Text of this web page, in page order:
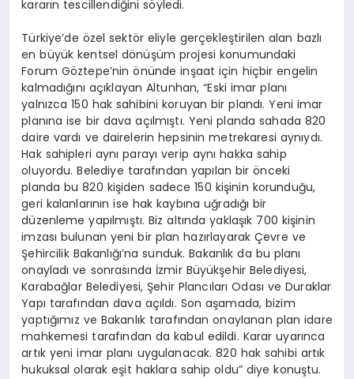
kararın tescillendiğini söyledi.
Türkiye’de özel sektör eliyle gerçekleştirilen alan bazlı
en büyük kentsel dönüşüm projesi konumundaki
Forum Göztepe’nin önünde inşaat için hiçbir engelin
kalmadığını açıklayan Altunhan, “Eski imar planı
yalnızca 150 hak sahibini koruyan bir plandı. Yeni imar
planına ise bir dava açılmıştı. Yeni planda sahada 820
daire vardı ve dairelerin hepsinin metrekaresi aynıydı.
Hak sahipleri aynı parayı verip aynı hakka sahip
oluyordu. Belediye tarafından yapılan bir önceki
planda bu 820 kişiden sadece 150 kişinin korunduğu,
geri kalanlarının ise hak kaybına uğradığı bir
düzenleme yapılmıştı. Biz altında yaklaşık 700 kişinin
imzası bulunan yeni bir plan hazırlayarak Çevre ve
Şehircilik Bakanlığı’na sunduk. Bakanlık da bu planı
onayladı ve sonrasında İzmir Büyükşehir Belediyesi,
Karabağlar Belediyesi, Şehir Plancıları Odası ve Duraklar
Yapı tarafından dava açıldı. Son aşamada, bizim
yaptığımız ve Bakanlık tarafından onaylanan plan idare
mahkemesi tarafından da kabul edildi. Karar uyarınca
artık yeni imar planı uygulanacak. 820 hak sahibi artık
hukuksal olarak eşit haklara sahip oldu” diye konuştu.